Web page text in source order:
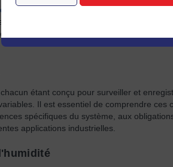
and-management/c/data-logger">
les mesures au fil du
étant conçu pour surveiller et
Il est essentiel de comprendre ces
spécifiques du système, aux
applications industrielles.